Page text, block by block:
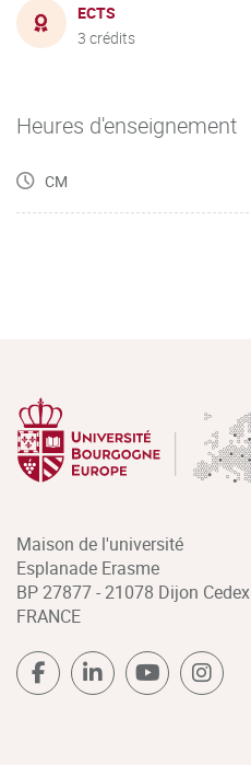
ECTS
3 crédits
Heures d'enseignement
CM
Maison de l'université
Esplanade Erasme
BP 27877 - 21078 Dijon Cedex
FRANCE